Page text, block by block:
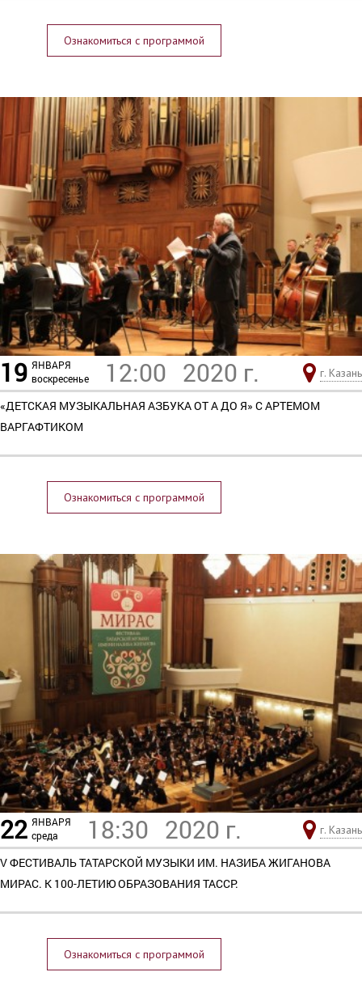
Ознакомиться с программой
19 ЯНВАРЯ
воскресенье
12:00 2020 г. г. Казань
«ДЕТСКАЯ МУЗЫКАЛЬНАЯ АЗБУКА ОТ А ДО Я» С АРТЕМОМ
ВАРГАФТИКОМ
Ознакомиться с программой
22 ЯНВАРЯ
среда
18:30 2020 г. г. Казань
V ФЕСТИВАЛЬ ТАТАРСКОЙ МУЗЫКИ ИМ. НАЗИБА ЖИГАНОВА
МИРАС. К 100-ЛЕТИЮ ОБРАЗОВАНИЯ ТАССР.
Ознакомиться с программой